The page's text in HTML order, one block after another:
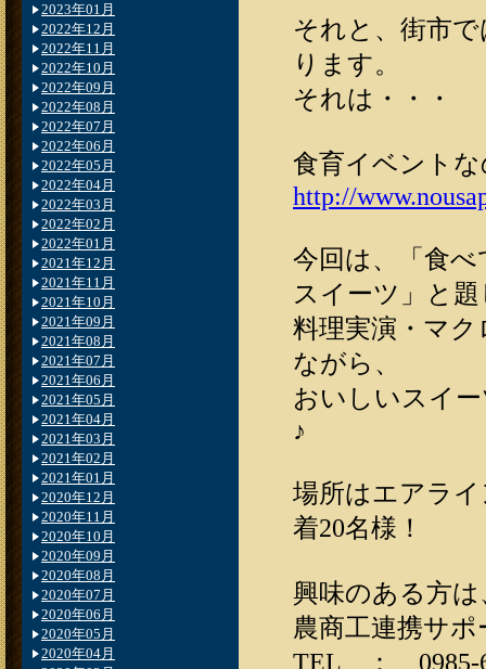
それと、街市
ります。
それは・・・
食育イベント
http://
今回は、「食
スイーツ」と
料理実演・マ
ながら、
おいしいスイ
♪
場所はエアライ
着20名様！
興味のある方
農商工連携サ
TEL ： 0985-
2023年01月
2022年12月
2022年11月
2022年10月
2022年09月
2022年08月
2022年07月
2022年06月
2022年05月
2022年04月
2022年03月
2022年02月
2022年01月
2021年12月
2021年11月
2021年10月
2021年09月
2021年08月
2021年07月
2021年06月
2021年05月
2021年04月
2021年03月
2021年02月
2021年01月
2020年12月
2020年11月
2020年10月
2020年09月
2020年08月
2020年07月
2020年06月
2020年05月
2020年04月